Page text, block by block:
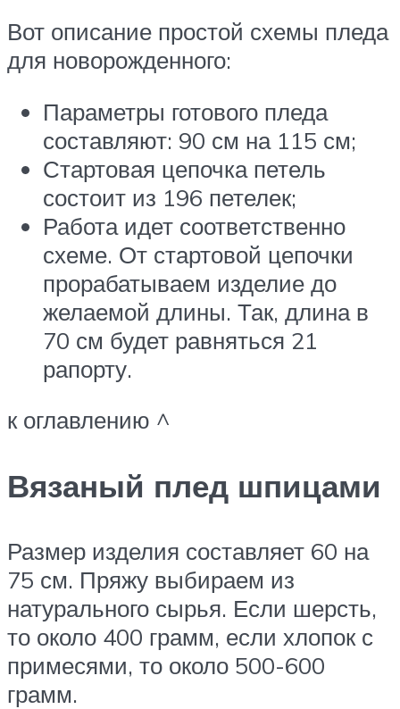
Вот описание простой схемы пледа
для новорожденного:
Параметры готового пледа
составляют: 90 см на 115 см;
Стартовая цепочка петель
состоит из 196 петелек;
Работа идет соответственно
схеме. От стартовой цепочки
прорабатываем изделие до
желаемой длины. Так, длина в
70 см будет равняться 21
рапорту.
к оглавлению ^
Вязаный плед шпицами
Размер изделия составляет 60 на
75 см. Пряжу выбираем из
натурального сырья. Если шерсть,
то около 400 грамм, если хлопок с
примесями, то около 500-600
грамм.